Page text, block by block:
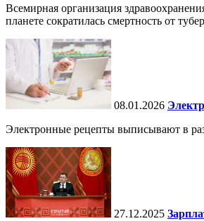
Всемирная организация
планете сократилась смертность от
08.01.2026
Электронные рецепты выписывают в
27.12.2025